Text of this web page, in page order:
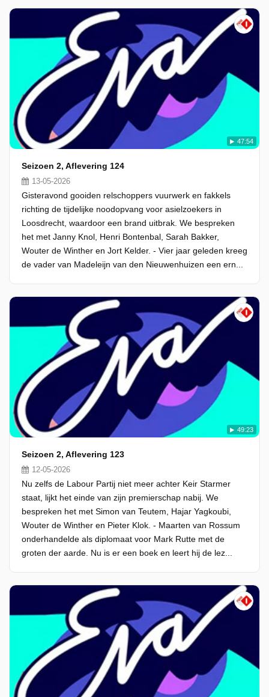
47:54
Seizoen 2, Aflevering 124
13-05-2026
Gisteravond gooiden relschoppers vuurwerk en fakkels
richting de tijdelijke noodopvang voor asielzoekers in
Loosdrecht, waardoor een brand uitbrak. We bespreken
het met Janny Knol, Henri Bontenbal, Sarah Bakker,
Wouter de Winther en Jort Kelder. - Vier jaar geleden kreeg
de vader van Madeleijn van den Nieuwenhuizen een ern...
49:23
Seizoen 2, Aflevering 123
12-05-2026
Nu zelfs de Labour Partij niet meer achter Keir Starmer
staat, lijkt het einde van zijn premierschap nabij. We
bespreken het met Simon van Teutem, Hajar Yagkoubi,
Wouter de Winther en Pieter Klok. - Maarten van Rossum
onderhandelde als diplomaat voor Mark Rutte met de
groten der aarde. Nu is er een boek en leert hij de lez...